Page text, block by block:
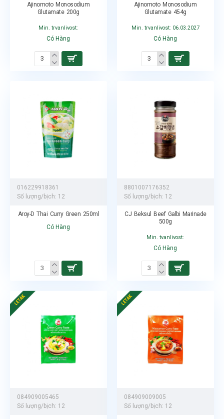
Ajinomoto Monosodium
Glutamate 200g
Min. trvanlivost:
Có Hàng
Ajinomoto Monosodium
Glutamate 454g
Min. trvanlivost: 06.03.2027
Có Hàng
016229918361
Số lượng/bịch: 12
Aroy-D Thai Curry Green 250ml
Có Hàng
8801007176352
Số lượng/bịch: 12
CJ Beksul Beef Galbi Marinade
500g
Min. tvanlivost:
Có Hàng
LETÁK
084909005465
Số lượng/bịch: 12
LETÁK
084909009005
Số lượng/bịch: 12